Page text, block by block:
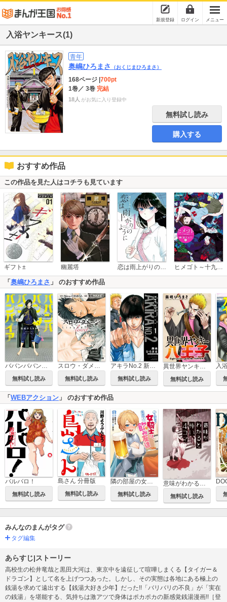
新規登録 ログイン メニュー
入浴ヤンキース(1)
青年
奥嶋ひろまさ （おくじまひろまさ）
168ページ 700pt
1巻／ 3巻 完結
18人 がお気に入り登録中
無料試し読み
購入する
おすすめ作品
この作品を見た人はコチラも見ています
ギフト± 幽麗塔 恋は雨上がりのように ヒメゴト～十九歳の制服～
「 奥嶋ひろまさ 」 のおすすめ作品
ババンババンバンバンパイア
無料試し読み
スロウ・ダメージ Clean dishes -leveret-【電子単行本】
無料試し読み 無料試し読み
異世界ヤンキー八王子 分冊版
無料試し読み
「 WEBアクション 」 のおすすめ作品
バルバロ！
無料試し読み
島さん 分冊版
無料試し読み
隣の部屋の女騎士は、異世界人で飲み友達(コミック)
無料試し読み
意味がわかると怖い4コマ
無料試し読み
みんなのまんがタグ
タグ編集
あらすじ|ストーリー
高校生の松井竜哉と黒田大河は、東京中を遠征して喧嘩しまくる【タイガー＆
ドラゴン】として名を上げつつあった。しかし、その実態は各地にある極上の
銭湯を求めて遠出する【銭湯大好き少年】だった!!「バリバリの不良」が「実在
の銭湯」を堪能する、気持ちは激アツで身体はポカポカの新感覚銭湯漫画!!［登